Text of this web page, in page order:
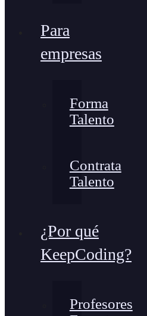
Para
empresas
Forma
Talento
Contrata
Talento
¿Por qué
KeepCoding?
Profesores